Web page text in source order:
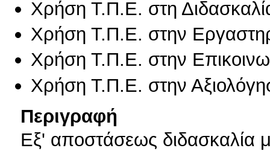
Χρήση Τ.Π.Ε. στη
Χρήση Τ.Π.Ε. στην
Χρήση Τ.Π.Ε. στην
Χρήση Τ.Π.Ε. στην
Περιγραφή
Εξ' αποστάσεως διδασκαλία